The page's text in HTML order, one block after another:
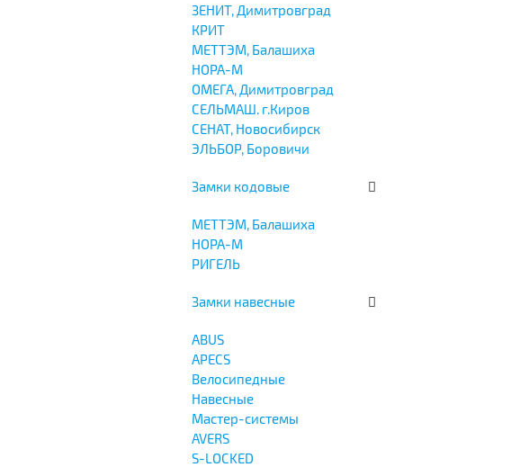
ЗЕНИТ, Димитровград
КРИТ
МЕТТЭМ, Балашиха
НОРА-М
ОМЕГА, Димитровград
СЕЛЬМАШ. г.Киров
СЕНАТ, Новосибирск
ЭЛЬБОР, Боровичи
Замки кодовые
МЕТТЭМ, Балашиха
НОРА-М
РИГЕЛЬ
Замки навесные
ABUS
APECS
Велосипедные
Навесные
Мастер-системы
AVERS
S-LOCKED